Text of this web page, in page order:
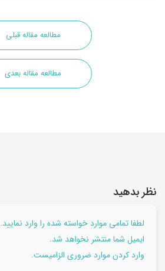
مطالعه مقاله قبلی
مطالعه مقاله بعدی
نظر بدهید
لطفا تمامی موارد خواسته شده را وارد نمایید.
ایمیل شما منتشر نخواهد شد.
وارد کردن موارد ضروری الزامیست.